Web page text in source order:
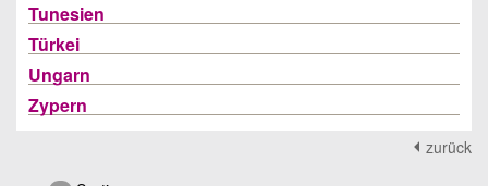
Tunesien
Türkei
Ungarn
Zypern
zurück